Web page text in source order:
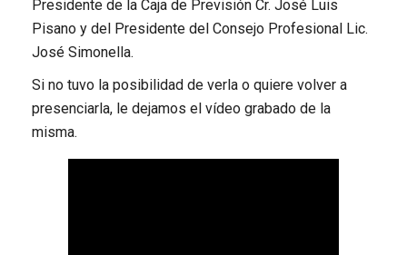
Presidente de la Caja de Previsión Cr. José Luis
Pisano y del Presidente del Consejo Profesional Lic.
José Simonella.
Si no tuvo la posibilidad de verla o quiere volver a
presenciarla, le dejamos el vídeo grabado de la
misma.